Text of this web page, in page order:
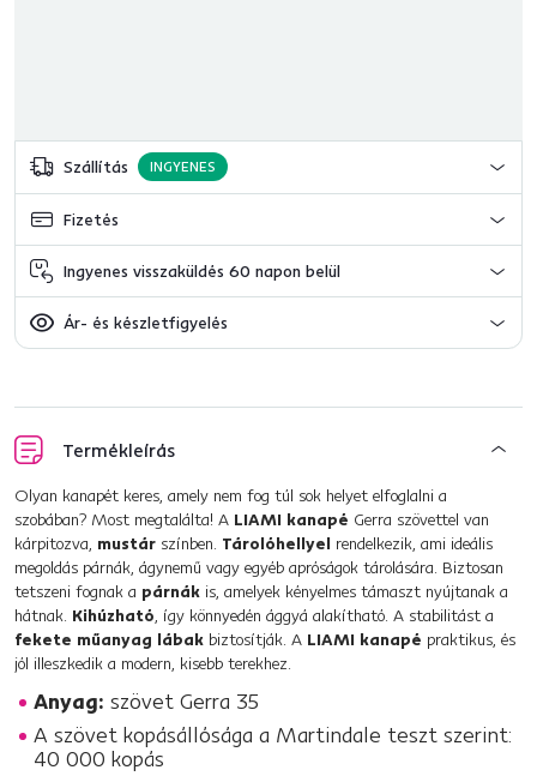
Szállítás INGYENES
Fizetés
Ingyenes visszaküldés 60 napon belül
Ár- és készletfigyelés
Termékleírás
Olyan kanapét keres, amely nem fog túl sok helyet elfoglalni a
szobában? Most megtalálta! A LIAMI kanapé Gerra szövettel van
kárpitozva, mustár színben. Tárolóhellyel rendelkezik, ami ideális
megoldás párnák, ágynemű vagy egyéb apróságok tárolására. Biztosan
tetszeni fognak a párnák is, amelyek kényelmes támaszt nyújtanak a
hátnak. Kihúzható, így könnyedén ággyá alakítható. A stabilitást a
fekete műanyag lábak biztosítják. A LIAMI kanapé praktikus, és
jól illeszkedik a modern, kisebb terekhez.
Anyag: szövet Gerra 35
A szövet kopásállósága a Martindale teszt szerint:
40 000 kopás